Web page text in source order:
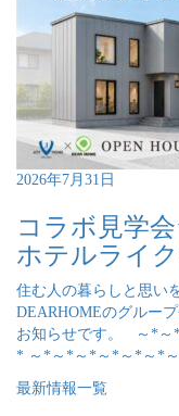
2026年7月31日
コラボ見学
ホテルライ
住む人の暮らしと思い
DEARHOMEのグルー
お知らせです。 ～*
* ～*～*～*～*～*～
最新情報一覧